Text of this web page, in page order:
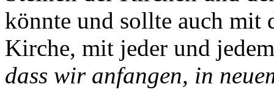
könnte und sollte auch mit
Kirche, mit jeder und
dass wir anfangen, in